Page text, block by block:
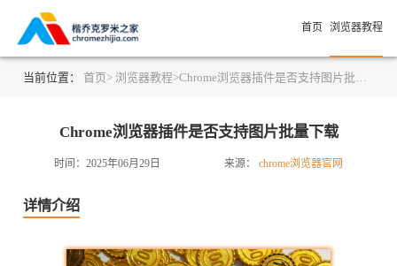
首页 浏览器教程
当前位置： 首页> 浏览器教程>Chrome浏览器插件是否支持图片批量下载
Chrome浏览器插件是否支持图片批量下载
时间：2025年06月29日 来源： chrome浏览器官网
详情介绍